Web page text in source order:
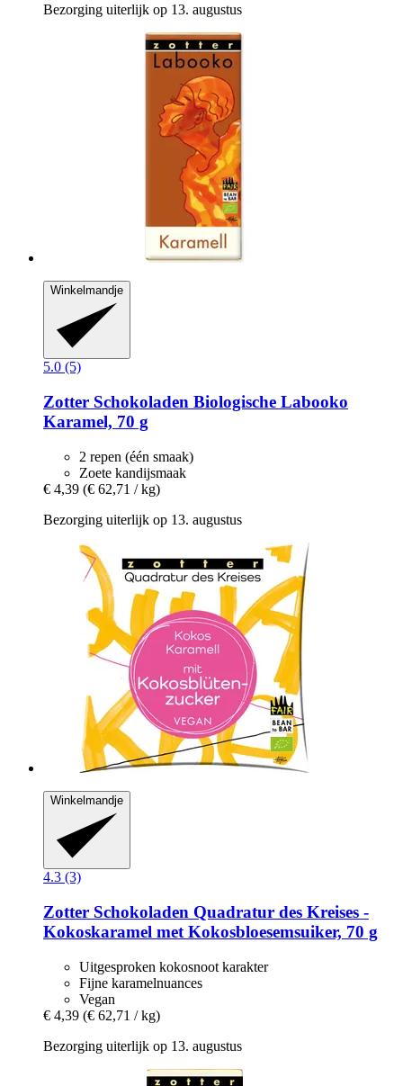
Bezorging uiterlijk op 13. augustus
Winkelmandje
5.0 (5)
Zotter Schokoladen Biologische Labooko
Karamel, 70 g
2 repen (één smaak)
Zoete kandijsmaak
€ 4,39 (€ 62,71 / kg)
Bezorging uiterlijk op 13. augustus
Winkelmandje
4.3 (3)
Zotter Schokoladen Quadratur des Kreises -​
Kokoskaramel met Kokosbloesemsuiker, 70 g
Uitgesproken kokosnoot karakter
Fijne karamelnuances
Vegan
€ 4,39 (€ 62,71 / kg)
Bezorging uiterlijk op 13. augustus